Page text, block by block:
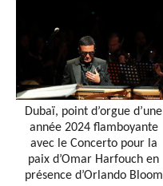
Dubaï, point d’orgue d’une
année 2024 flamboyante
avec le Concerto pour la
paix d’Omar Harfouch en
présence d’Orlando Bloom